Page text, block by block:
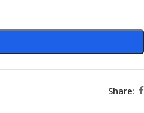
Share: